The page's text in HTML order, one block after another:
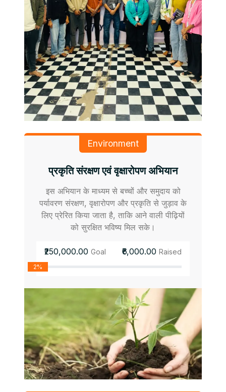
Environment
प्रकृति संरक्षण एवं वृक्षारोपण अभियान
इस अभियान के माध्यम से बच्चों और समुदाय को
पर्यावरण संरक्षण, वृक्षारोपण और प्रकृति से जुड़ाव के
लिए प्रेरित किया जाता है, ताकि आने वाली पीढ़ियों
को सुरक्षित भविष्य मिल सके।
₹250,000.00 Goal ₹6,000.00 Raised
2%